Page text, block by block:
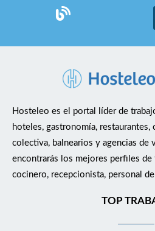
Hosteleo es el portal líder de
hoteles, gastronomía, restaurantes,
colectiva, balnearios y agencias de
encontrarás los mejores perfiles de
cocinero, recepcionista, personal
TOP